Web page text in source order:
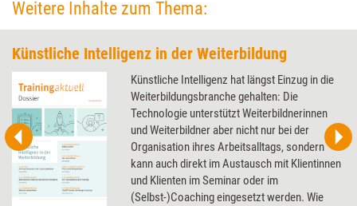
Weitere Inhalte zum Thema:
Künstliche Intelligenz in der Weiterbildung
Künstliche Intelligenz hat längst Einzug in die
Weiterbildungsbranche gehalten: Die
Technologie unterstützt Weiterbildnerinnen
und Weiterbildner aber nicht nur bei der
Organisation ihres Arbeitsalltags, sondern
kann auch direkt im Austausch mit Klientinnen
und Klienten im Seminar oder im
(Selbst-)Coaching eingesetzt werden. Wie